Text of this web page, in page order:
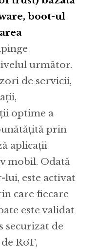
boot-ul
următor.
de servicii,
optime a
prin
aplicații
mobil. Odată
este activat
care fiecare
este validat
securizat de
RoT,